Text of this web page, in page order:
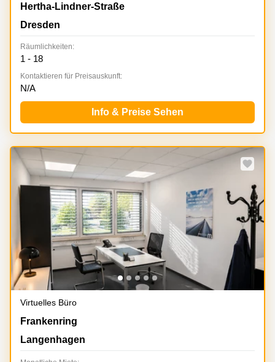
Hertha-Lindner-Straße 10-12, Dresden
Hertha-Lindner-Straße
Dresden
Räumlichkeiten:
1 - 18
Kontaktieren für Preisauskunft:
N/A
Info & Preise Sehen
Virtuelles Büro
Frankenring 18, Langenhagen
Frankenring
Langenhagen